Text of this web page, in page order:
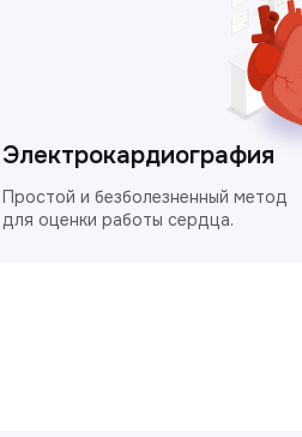
Электрокардиография
Простой и безболезненный метод
для оценки работы сердца.